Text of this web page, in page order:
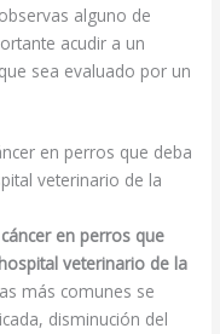
alguno de
acudir a un
sea evaluado por un
en perros que deba
veterinario de la
en perros que
veterinario de la
más comunes se
disminución del